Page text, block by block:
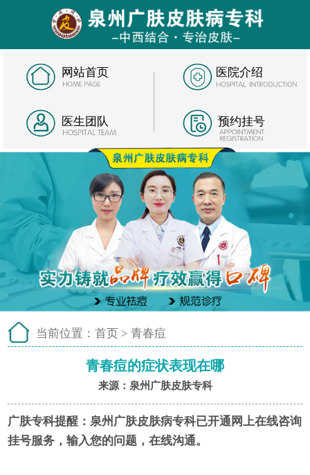
网站首页 医院介绍
医生团队 预约挂号
当前位置： 首页 > 青春痘
青春痘的症状表现在哪
来源：泉州广肤皮肤专科
广肤专科提醒： 泉州广肤皮肤病专科已开通网上在线咨询
挂号服务，输入您的问题，在线沟通。